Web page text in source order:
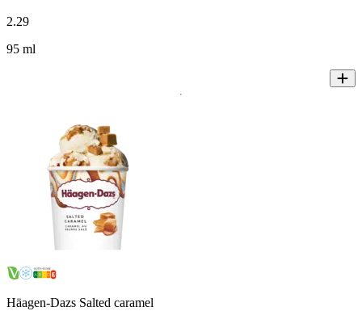
2.29
95 ml
Häagen-Dazs Salted caramel